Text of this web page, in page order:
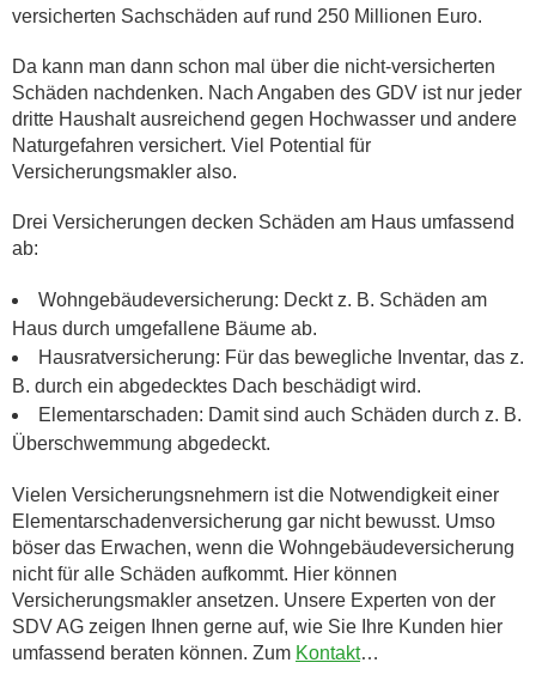
versicherten Sachschäden auf rund 250 Millionen Euro.
Da kann man dann schon mal über die nicht-versicherten
Schäden nachdenken. Nach Angaben des GDV ist nur jeder
dritte Haushalt ausreichend gegen Hochwasser und andere
Naturgefahren versichert. Viel Potential für
Versicherungsmakler also.
Drei Versicherungen decken Schäden am Haus umfassend
ab:
Wohngebäudeversicherung: Deckt z. B. Schäden am
Haus durch umgefallene Bäume ab.
Hausratversicherung: Für das bewegliche Inventar, das z.
B. durch ein abgedecktes Dach beschädigt wird.
Elementarschaden: Damit sind auch Schäden durch z. B.
Überschwemmung abgedeckt.
Vielen Versicherungsnehmern ist die Notwendigkeit einer
Elementarschadenversicherung gar nicht bewusst. Umso
böser das Erwachen, wenn die Wohngebäudeversicherung
nicht für alle Schäden aufkommt. Hier können
Versicherungsmakler ansetzen. Unsere Experten von der
SDV AG zeigen Ihnen gerne auf, wie Sie Ihre Kunden hier
umfassend beraten können. Zum Kontakt…